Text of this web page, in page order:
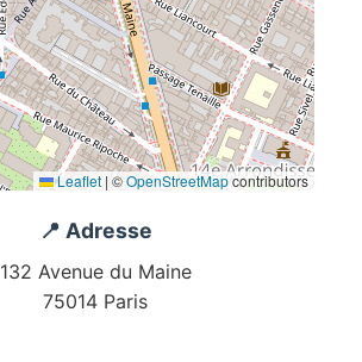
Leaflet | ©OpenStreetMapcontributors
📍 Adresse
132 Avenue du Maine
75014 Paris